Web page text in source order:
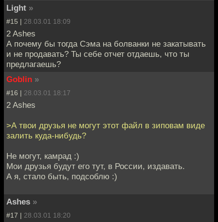
Light »
#15 | 28.03.01 18:09
2 Ashes
А почему бы тогда Сэма на болванки не закатывать
и не продавать? Ты себе отчет отдаешь, что ты
предлагаешь?
Goblin »
#16 | 28.03.01 18:17
2 Ashes
>А твои друзья не могут этот файл в зиповам виде
залить куда-нибудь?
Не могут, камрад :)
Мои друзья будут его тут, в России, издавать.
А я, стало быть, подсоблю :)
Ashes »
#17 | 28.03.01 18:20